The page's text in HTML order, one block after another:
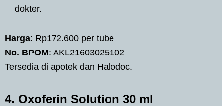
dokter.
Harga: Rp172.600 per tube
No. BPOM: AKL21603025102
Tersedia di apotek dan Halodoc.
4. Oxoferin Solution 30 ml